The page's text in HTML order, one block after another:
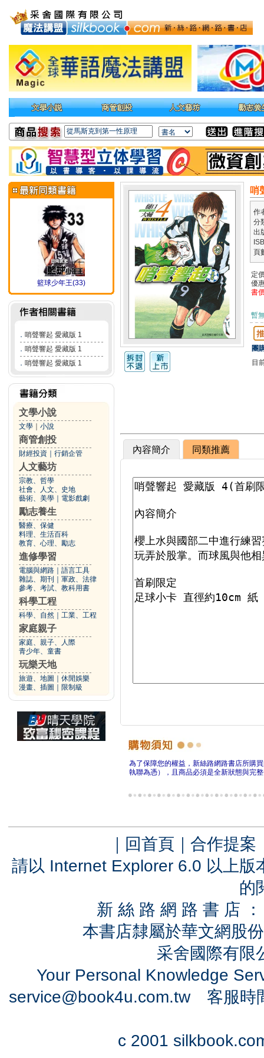
籃球少年王(33)
． 哨聲響起 愛藏版 1
． 哨聲響起 愛藏版 1
． 哨聲響起 愛藏版 1
文學小說
文學 小說
商管創投
財經投資 行銷企管
人文藝坊
宗教、哲學
社會、人文、史地
藝術、美學
電影戲劇
勵志養生
醫療、保健
料理、生活百科
教育、心理、勵志
進修學習
電腦與網路
語言工具
雜誌、期刊
軍政、法律
參考、考試、教科用書
科學工程
科學、自然 工業、工程
家庭親子
家庭、親子、人際
青少年、童書
玩樂天地
旅遊、地圖
休閒娛樂
漫畫、插圖
限制級
哨
作
分
出
頁
定
優
書
暫
團
目
內容簡介 同類推薦
為了保障您的權益，新絲路網路書店所購
執聯為憑），且商品必須是全新狀態與完
｜ 回首頁 ｜ 合作提案
請以 Internet Explorer 6.0 以上
的
新 絲 路 網 路 書 店
本書店隸屬於華文網股
采舍國際有
Your Personal Knowledge
service@book4u.com.tw客服時
c 2001